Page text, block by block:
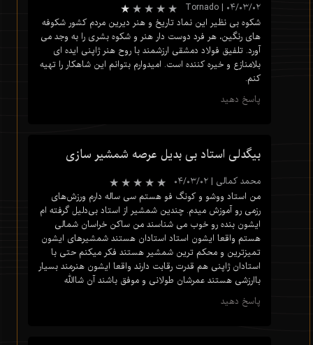
★ ★★ ★
Tornado | ۰۴/۰۳/۰۲
شکوه بی نظیر این نماد تاریخ و هنر دیرین مردم کشور شکوفه
های رنگین، هر فرد دوست دار هنر و شکوه بشری را به وجد می
آورد. تلفیق فولاد دمشقی ارزشمند با روح هنر ژاپنی ایده ای
بلامنازع و خیره کننده است. امیدوارم بتوانم این شاهکار را تهیه
کنم.
پاسخ دهید
بیگدلی استاد بی بدیل عرصه شمشیر سازی
محمد کمالی | ۰۴/۰۳/۰۲
من استاد ووشو و کونگ فو هستم سی ساله دارم ورزش‌های
رزمی رو آموزش میدم. چندین شمشیر از استاد بی‌دلیل گرفته ام
ایشون بنده رو خوب می شناسند من ساکن خراسان شمالی
هستم واقعا ایشون استاد استادان هستند شمشیرهای ایشون
تمیزترین و محکم ترین شمشیر هستند فکر میکنم حتی با
استادان ژاپنی هم قدرت رقابت دارند واقعا ایشون هنرمند بسیار
باارزشی هستند عمرشان طولانی و موفق باشند آن شاالله
پاسخ دهید